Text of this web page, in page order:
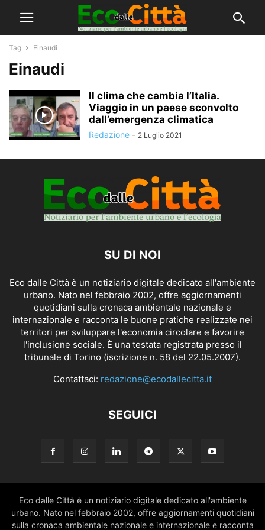
Tag Einaudi
Einaudi
Il clima che cambia l’Italia.
Viaggio in un paese sconvolto
dall’emergenza climatica
Redazione - 2 Luglio 2021
SU DI NOI
Eco dalle Città è un notiziario digitale dedicato all'ambiente
urbano. Nato nel febbraio 2002, offre aggiornamenti
quotidiani sulla cronaca ambientale nazionale e
internazionale e racconta le buone pratiche realizzate nei
territori per sviluppare l'economia circolare e favorire
l'inclusione sociale. È una testata registrata presso il
tribunale di Torino (iscrizione n. 58 del 22.05.2007).
Contattaci: redazione@ecodallecitta.it
SEGUICI
Eco dalle Città è un notiziario digitale dedicato all'ambiente
urbano. Nato nel febbraio 2002, offre aggiornamenti quotidiani
sulla cronaca ambientale nazionale e internazionale e racconta